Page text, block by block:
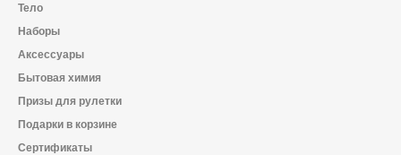
Тело
Наборы
Аксессуары
Бытовая химия
Призы для рулетки
Подарки в корзине
Сертификаты